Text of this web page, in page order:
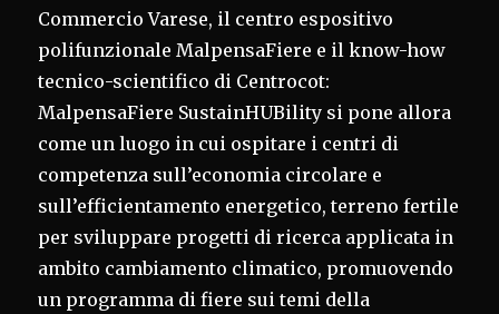
Commercio Varese, il centro espositivo
polifunzionale MalpensaFiere e il know-how
tecnico-scientifico di Centrocot:
MalpensaFiere SustainHUBility si pone allora
come un luogo in cui ospitare i centri di
competenza sull’economia circolare e
sull’efficientamento energetico, terreno fertile
per sviluppare progetti di ricerca applicata in
ambito cambiamento climatico, promuovendo
un programma di fiere sui temi della